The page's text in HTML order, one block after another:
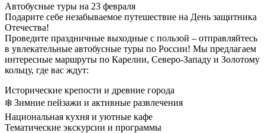
Автобусные туры на 23 февраля
Подарите себе незабываемое путешествие на День защитника
Отечества!
Проведите праздничные выходные с пользой – отправляйтесь
в увлекательные автобусные туры по России! Мы предлагаем
интересные маршруты по Карелии, Северо-Западу и Золотому
кольцу, где вас ждут:
Исторические крепости и древние города
❄️ Зимние пейзажи и активные развлечения
Национальная кухня и уютные кафе
Тематические экскурсии и программы